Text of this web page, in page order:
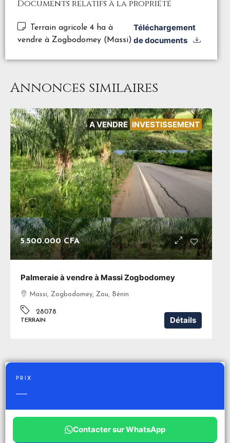
Documents relatifs à la propriété
Terrain agricole 4 ha à
vendre à Zogbodomey (Massi)
Téléchargement
de documents
Annonces similaires
A VENDRE INVESTISSEMENT
5.500.000 CFA
Palmeraie à vendre à Massi Zogbodomey
Massi, Zogbodomey, Zou, Bénin
28078
TERRAIN Détails
PRIX
—
Contacter sur WhatsApp